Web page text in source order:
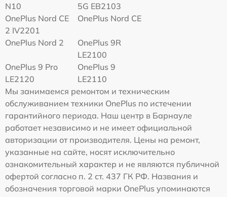
N10
5G EB2103
OnePlus Nord CE
2 IV2201
OnePlus Nord CE
OnePlus Nord 2
OnePlus 9R
LE2100
OnePlus 9 Pro
LE2120
OnePlus 9
LE2110
Мы занимаемся ремонтом и техническим
обслуживанием техники OnePlus по истечении
гарантийного периода. Наш центр в Барнауле
работает независимо и не имеет официальной
авторизации от производителя. Цены на ремонт,
указанные на сайте, носят исключительно
ознакомительный характер и не являются публичной
офертой согласно п. 2 ст. 437 ГК РФ. Названия и
обозначения торговой марки OnePlus упоминаются